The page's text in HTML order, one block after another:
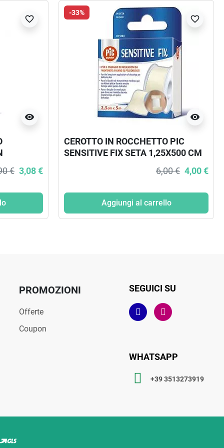
visibility
favorite_border
€ 3,08 €
-33%
visibility
favorite_border
CEROTTO IN ROCCHETTO PIC
SENSITIVE FIX SETA 1,25X500 CM
6,00 € 4,00 €
Aggiungi al carrello
PROMOZIONI
Offerte
Coupon
SEGUICI SU
WHATSAPP
+39 3513273919